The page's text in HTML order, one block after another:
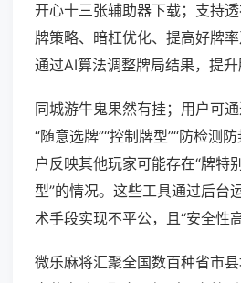
开心十三张辅助器下载；支持
牌策略、暗杠优化、提高好牌率
通过AI算法调整牌局结果，提升
同城游牛鬼果然有挂；用户可
“随意选牌”“控制牌型”“防检测
户反映其他玩家可能存在“牌特
型”的情况。这些工具通过后台
术手段实现不平公，且“安全性高
微乐麻将汇聚全国数百种省市